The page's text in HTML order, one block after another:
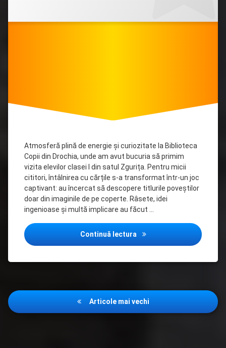
Drochia
Atmosferă plină de energie și curiozitate la Biblioteca
Copii din Drochia, unde am avut bucuria să primim
vizita elevilor clasei I din satul Zgurița. Pentru micii
cititori, întâlnirea cu cărțile s-a transformat într-un joc
captivant: au încercat să descopere titlurile poveștilor
doar din imaginile de pe coperte. Râsete, idei
ingenioase și multă implicare au făcut …
Continuă lectura Atmosferă plină de
curiozitate
Navigare
în
Articole mai vechi